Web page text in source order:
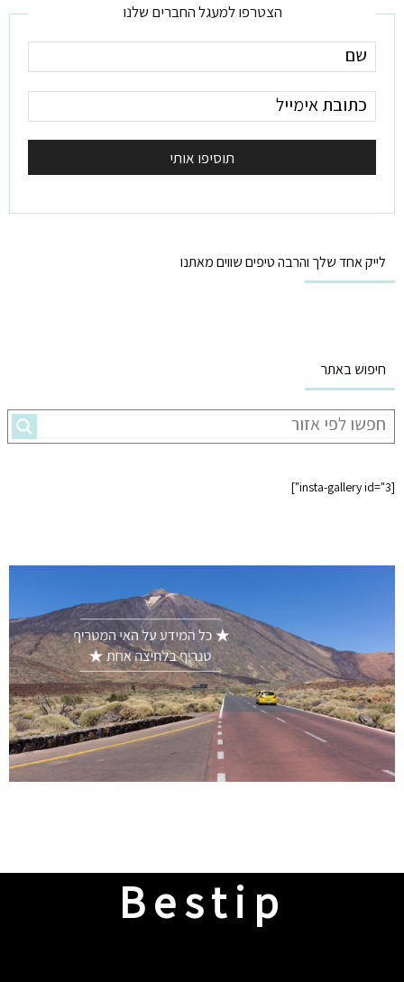
הצטרפו למעגל החברים שלנו
לייק אחד שלך והרבה טיפים שווים מאתנו
חיפוש באתר
[insta-gallery id="3"]
Bestip